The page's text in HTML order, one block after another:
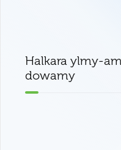
Halkara ylmy-
dowamy